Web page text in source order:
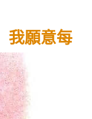
我願意每